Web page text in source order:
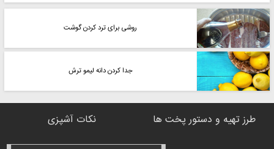
روشی برای ترد کردن گوشت
جدا کردن دانه لیمو ترش
طرز تهیه و دستور پخت ها نکات آشپزی